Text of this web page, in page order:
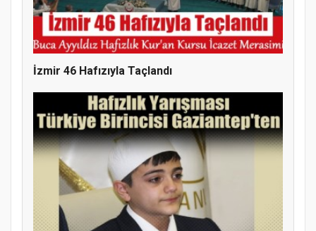
Doğanyol'da Temel Dini Bilgiler Sınavı
Gerçekleştirildi
İzmir 46 Hafızıyla Taçlandı